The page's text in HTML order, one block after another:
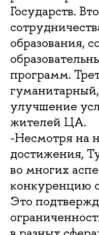
Государств.
образования,
программ.
улучшение
жителей ЦА.
-Несмотря на
достижения,
во многих
конкуренцию
Это